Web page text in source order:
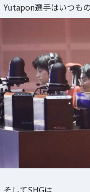
Yutapon選手はいつも